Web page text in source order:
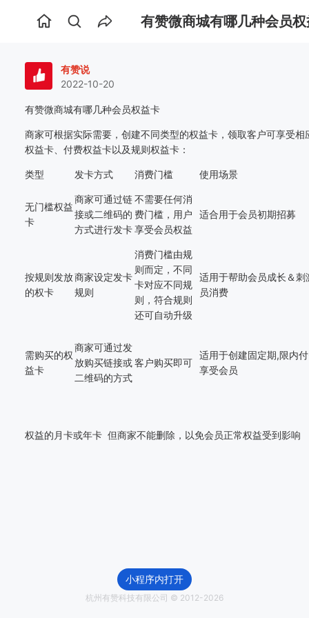
首
有赞微商城有哪几种会员
有赞说
2022-10-20
有赞微商城有哪几种会员权益卡
商家可根据实际需要，创建不同类型的权益卡，领取客户可享受
权益卡、付费权益卡以及规则权益卡：
类型 发卡方式 消费门槛 使用场景
无门槛权益
卡
商家可通过链
接或二维码的
方式进行发卡
不需要任何消
费门槛，用户
享受会员权益
适合用于会员初期招募
按规则发放
的权卡
商家设定发卡
规则
消费门槛由规
则而定，不同
卡对应不同规
则，符合规则
还可自动升级
适用于帮助会员成长＆刺
员消费
需购买的权
益卡
商家可通过发
放购买链接或
二维码的方式
客户购买即可
适用于创建固定期,限内
享受会员
权益的月卡或年卡 但商家不能删除，以免会员正常权益受到影响
小程序内打开
杭州有赞科技有限公司 © 2012-2026